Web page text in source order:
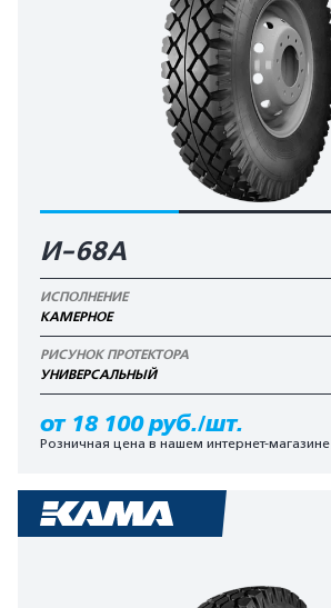
И-68А
ИСПОЛНЕНИЕ
КАМЕРНОЕ
РИСУНОК ПРОТЕКТОРА
УНИВЕРСАЛЬНЫЙ
от 18 100 руб./шт.
Розничная цена в нашем интернет-магазине